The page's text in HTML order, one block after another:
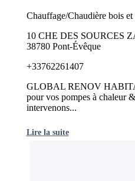
Chauffage/Chaudière bois et
10 CHE DES SOURCES
38780 Pont-Évêque
+33762261407
GLOBAL RENOV
pour vos pompes à chaleur
intervenons...
Lire la suite